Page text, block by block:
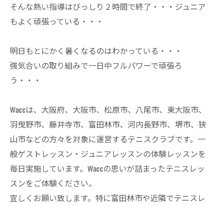
そんな熱い指導はびっしり２時間で終了・・・ジュニア
もよく頑張っている・・・
明日もとにかく暑くなるのはわかっている・・・
強気合いの取り組みで一日中フルパワーで頑張ろ
う・・・
Waccは、大阪府、大阪市、松原市、八尾市、東大阪市、
羽曳野市、藤井寺市、富田林市、河内長野市、堺市、狭
山市などの方々を対象に運営するテニスクラブです。一
般ゲストレッスン・ジュニアレッスンの体験レッスンを
毎日実施しています。Waccの思いが詰まったテニスレッ
スンをご体験ください。
宜しくお願い致します。特に富田林市や近隣でテニスレ